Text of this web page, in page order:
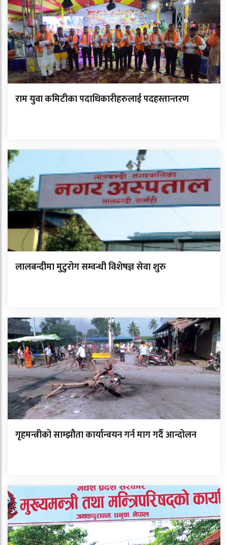
राम युवा कमिटीका पदाधिकारीहरुलाई पदहस्तान्तरण
लालबन्दीमा मुटुरोग सम्वन्धी विशेषज्ञ सेवा शुरु
गृहमन्त्रीको साम्झौता कार्यान्वयन गर्न माग गर्दै आन्दोलन